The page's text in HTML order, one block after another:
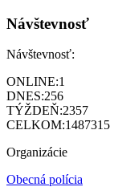
Návštevnosť
Návštevnosť:
ONLINE:1
DNES:256
TÝŽDEŇ:2357
CELKOM:1487315
Organizácie
Obecná polícia